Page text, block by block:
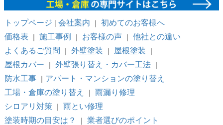
トップページ | 会社案内 ｜ 初めてのお客様へ
価格表 ｜ 施工事例 ｜ お客様の声｜ 他社との違い
よくあるご質問 ｜ 外壁塗装 ｜ 屋根塗装 ｜
屋根カバー ｜ 外壁張り替え・カバー工法｜
防水工事｜ アパート・マンションの塗り替え
工場・倉庫の塗り替え
｜ 雨漏り修理
シロアリ対策｜ 雨とい修理
塗装時期の目安は？
｜ 業者選びのポイント